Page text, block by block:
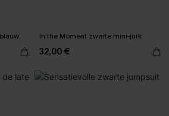
In the Moment zwarte mini-jurk
32,00 €